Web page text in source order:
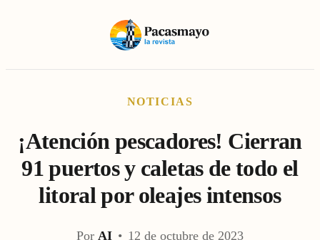
NOTICIAS
¡Atención pescadores! Cierran
91 puertos y caletas de todo el
litoral por oleajes intensos
Por AI • 12 de octubre de 2023